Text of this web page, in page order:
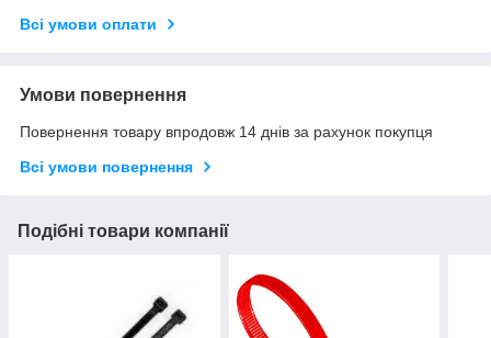
Всі умови оплати
Умови повернення
Повернення товару впродовж 14 днів за рахунок покупця
Всі умови повернення
Подібні товари компанії